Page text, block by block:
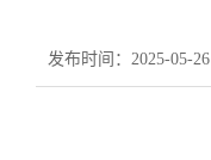
发布时间：2025-05-